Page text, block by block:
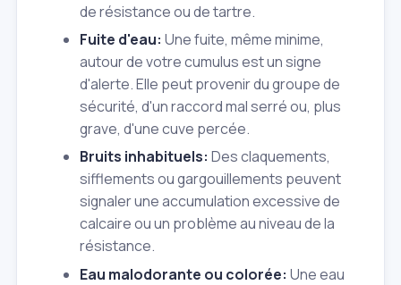
de résistance ou de tartre.
Fuite d'eau: Une fuite, même minime,
autour de votre cumulus est un signe
d'alerte. Elle peut provenir du groupe de
sécurité, d'un raccord mal serré ou, plus
grave, d'une cuve percée.
Bruits inhabituels: Des claquements,
sifflements ou gargouillements peuvent
signaler une accumulation excessive de
calcaire ou un problème au niveau de la
résistance.
Eau malodorante ou colorée: Une eau